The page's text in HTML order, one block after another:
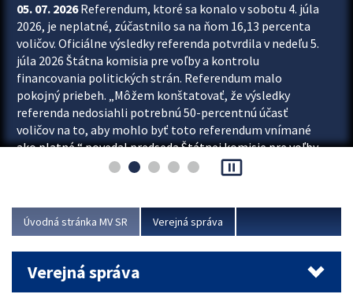
05. 07. 2026Referendum, ktoré sa konalo v sobotu 4. júla
2026, je neplatné, zúčastnilo sa na ňom 16,13 percenta
voličov. Oficiálne výsledky referenda potvrdila v nedeľu 5.
júla 2026 Štátna komisia pre voľby a kontrolu
financovania politických strán. Referendum malo
pokojný priebeh. „Môžem konštatovať, že výsledky
referenda nedosiahli potrebnú 50-percentnú účasť
voličov na to, aby mohlo byť toto referendum vnímané
ako platné,“ povedal predseda Štátnej komisie pre voľby
a kontrolu financovania politických...
pause_presentation
Úvodná stránka MV SR Verejná správa
Verejná správa